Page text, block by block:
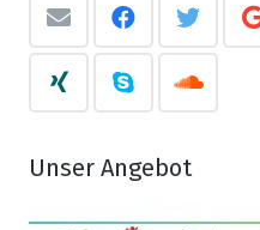
Unser Angebot